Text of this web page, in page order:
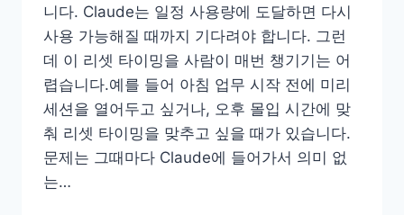
니다. Claude는 일정 사용량에 도달하면 다시
사용 가능해질 때까지 기다려야 합니다. 그런
데 이 리셋 타이밍을 사람이 매번 챙기기는 어
렵습니다.예를 들어 아침 업무 시작 전에 미리
세션을 열어두고 싶거나, 오후 몰입 시간에 맞
춰 리셋 타이밍을 맞추고 싶을 때가 있습니다.
문제는 그때마다 Claude에 들어가서 의미 없
는…